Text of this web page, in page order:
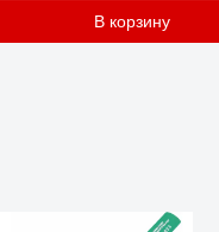
100 штук/упаковка 825704
В корзину